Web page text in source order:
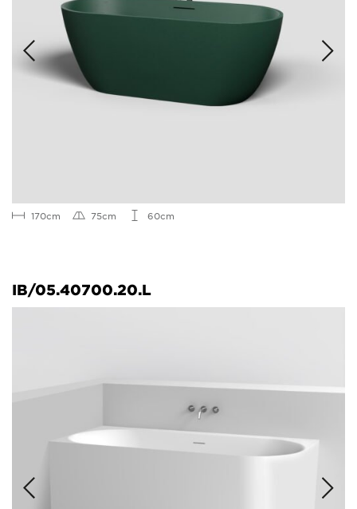
170cm 75cm 60cm
IB/05.40700.20.L